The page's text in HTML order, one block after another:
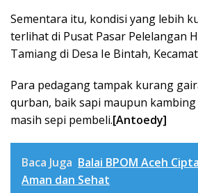
Sementara itu, kondisi yang lebih
terlihat di Pusat Pasar Pelelangan
Tamiang di Desa Ie Bintah,
Para pedagang tampak kurang
qurban, baik sapi maupun
masih sepi pembeli.[Antoedy]
Baca Juga Balai BPOM Aceh
Aman dan Sehat